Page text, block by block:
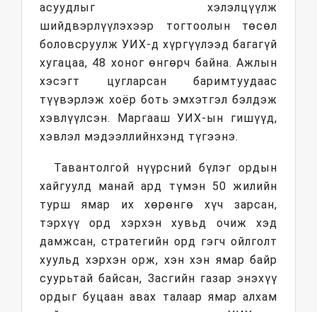
асуудлыг хэлэлцүүлж
шийдвэрлүүлэхээр тогтоолын төсөл
боловсруулж УИХ-д хүргүүлээд багагүй
хугацаа, 48 хоног өнгөрч байна. Ажлын
хэсэгт цугларсан баримтуудаас
түүвэрлэж хоёр боть эмхэтгэл бэлдэж
хэвлүүлсэн. Маргааш УИХ-ын гишүүд,
хэвлэл мэдээллийнхэнд түгээнэ.
Тавантолгой нүүрсний бүлэг ордын
хайгуулд манай ард түмэн 50 жилийн
турш ямар их хөрөнгө хүч зарсан,
тэрхүү орд хэрхэн хувьд очиж хэд
дамжсан, стратегийн орд гэгч ойлголт
хуульд хэрхэн орж, хэн хэн ямар байр
суурьтай байсан, Засгийн газар энэхүү
ордыг буцаан авах талаар ямар алхам